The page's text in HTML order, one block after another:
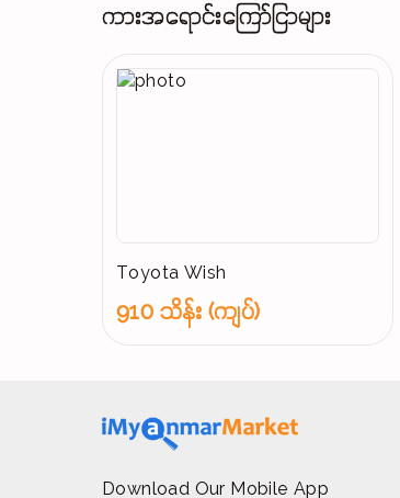
ကားအရောင်းကြော်ငြာများ
Toyota Wish
910 သိန်း (ကျပ်)
Download Our Mobile App